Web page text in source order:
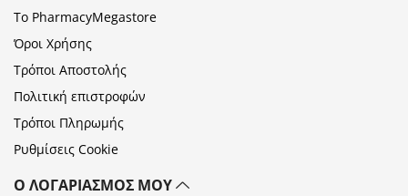
Το PharmacyMegastore
Όροι Χρήσης
Τρόποι Αποστολής
Πολιτική επιστροφών
Τρόποι Πληρωμής
Ρυθμίσεις Cookie
Ο ΛΟΓΑΡΙΑΣΜΌΣ ΜΟΥ